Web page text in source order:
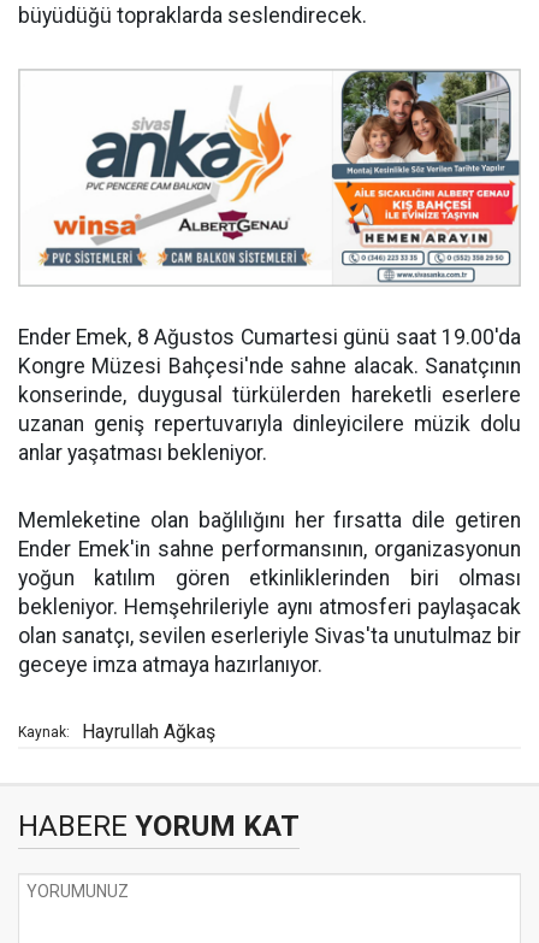
büyüdüğü topraklarda seslendirecek.
Ender Emek, 8 Ağustos Cumartesi günü saat 19.00'da
Kongre Müzesi Bahçesi'nde sahne alacak. Sanatçının
konserinde, duygusal türkülerden hareketli eserlere
uzanan geniş repertuvarıyla dinleyicilere müzik dolu
anlar yaşatması bekleniyor.
Memleketine olan bağlılığını her fırsatta dile getiren
Ender Emek'in sahne performansının, organizasyonun
yoğun katılım gören etkinliklerinden biri olması
bekleniyor. Hemşehrileriyle aynı atmosferi paylaşacak
olan sanatçı, sevilen eserleriyle Sivas'ta unutulmaz bir
geceye imza atmaya hazırlanıyor.
Kaynak: Hayrullah Ağkaş
HABERE YORUM KAT